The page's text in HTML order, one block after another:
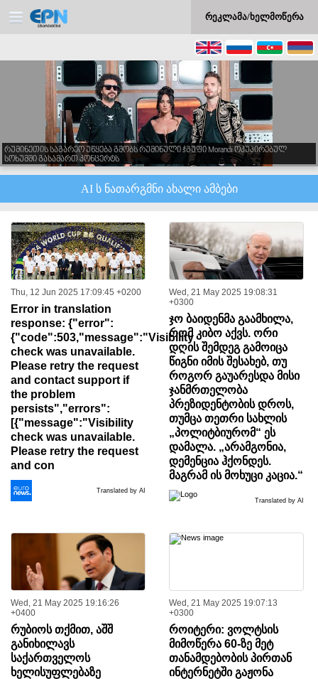
რეკლამა/ხელმოწერა
რუმინეთის საგარეო უწყება გმობს რუმინული ჯგუფი Morandi ოკუპირებულ
სოხუმში გასამართ კონცერტს
AI ს ნათარგმნი ახალი ამბები
Thu, 12 Jun 2025 17:09:45 +0200
Error in translation
response: {"error":
{"code":503,"message":"Visibility
check was unavailable.
Please retry the request
and contact support if
the problem
persists","errors":
[{"message":"Visibility
check was unavailable.
Please retry the request
and con
Translated by AI
Wed, 21 May 2025 19:08:31
+0300
ჯო ბაიდენმა გაამხილა,
რომ კიბო აქვს. ორი
დღის შემდეგ გამოიცა
წიგნი იმის შესახებ, თუ
როგორ გაუარესდა მისი
ჯანმრთელობა
პრეზიდენტობის დროს,
თუმცა თეთრი სახლის
„პოლიტბიურომ“ ეს
დამალა. „არამგონია,
დემენცია ჰქონდეს.
მაგრამ ის მოხუცი კაცია.“
Translated by AI
Wed, 21 May 2025 19:16:26
+0400
რუბიოს თქმით, აშშ
განიხილავს
საქართველოს
ხელისუფლებაზე
Wed, 21 May 2025 19:07:13
+0300
როიტერი: ვოლტსის
მიმოწერა 60-ზე მეტ
თანამდებობის პირთან
ინტერნეტში გაჟონა